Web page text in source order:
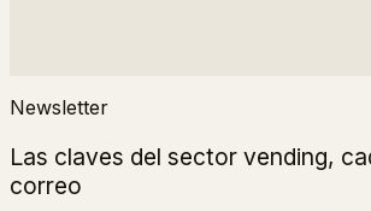
Newsletter
Las claves del sector vending,
correo